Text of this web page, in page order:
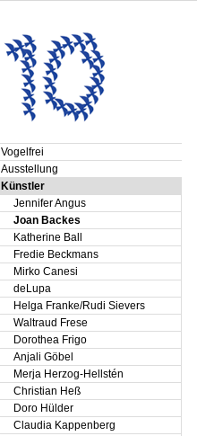
Vogelfrei
Ausstellung
Künstler
Jennifer Angus
Joan Backes
Katherine Ball
Fredie Beckmans
Mirko Canesi
deLupa
Helga Franke/Rudi Sievers
Waltraud Frese
Dorothea Frigo
Anjali Göbel
Merja Herzog-Hellstén
Christian Heß
Doro Hülder
Claudia Kappenberg